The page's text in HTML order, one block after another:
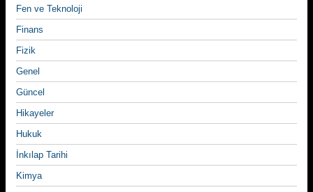
Fen ve Teknoloji
Finans
Fizik
Genel
Güncel
Hikayeler
Hukuk
İnkılap Tarihi
Kimya